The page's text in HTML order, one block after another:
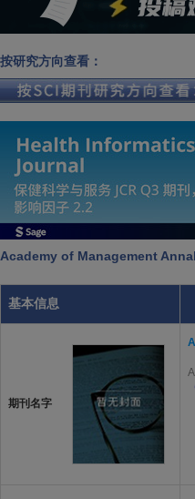
按研究方向查看：
Academy of Management
基本信息
期刊名字